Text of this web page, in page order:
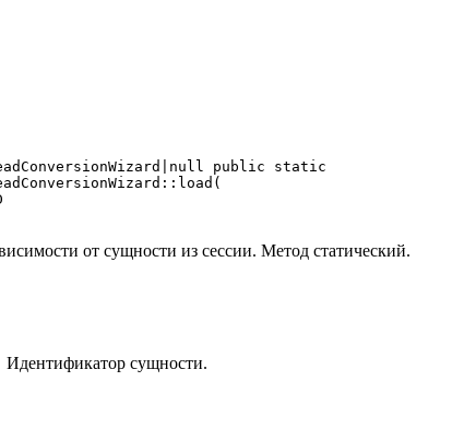
public static
от сущности из сессии. Метод статический.
Идентификатор сущности.